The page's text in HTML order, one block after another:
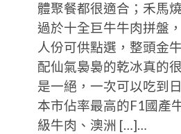
體聚餐都很適合；禾馬
過於十全巨牛牛肉拼盤
人份可供點選，整頭金
配仙氣裊裊的乾冰真的
是一絕，一次可以吃到
本市佔率最高的F1國產
級牛肉、澳洲 […]…